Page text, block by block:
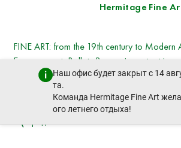
Hermitage Fine
Наш офис будет закрыт с 14
та.
Команда Hermitage Fine Art
ого летнего отдыха!
FINE ART: from the 19th century to Modern
European art, Ballets Russes, important
Hockney, Kotarbinsky, Nesterov,
Deineka, Vysotsky
вторник, 21 октября 2025 г. - 14:30